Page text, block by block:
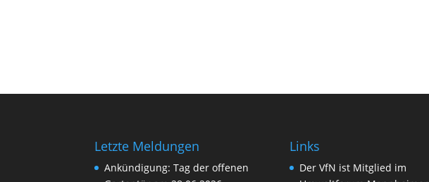
Letzte Meldungen
Ankündigung: Tag der offenen
Links
Der VfN ist Mitglied im